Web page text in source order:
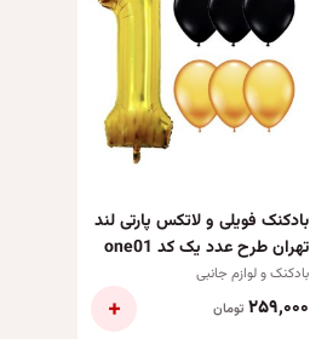
بادکنک فویلی و لاتکس پارتی لند
تهران طرح عدد یک کد one01
بسته هفت عددی
بادکنک و لوازم جانبی
۲۵۹٬۰۰۰ تومان +